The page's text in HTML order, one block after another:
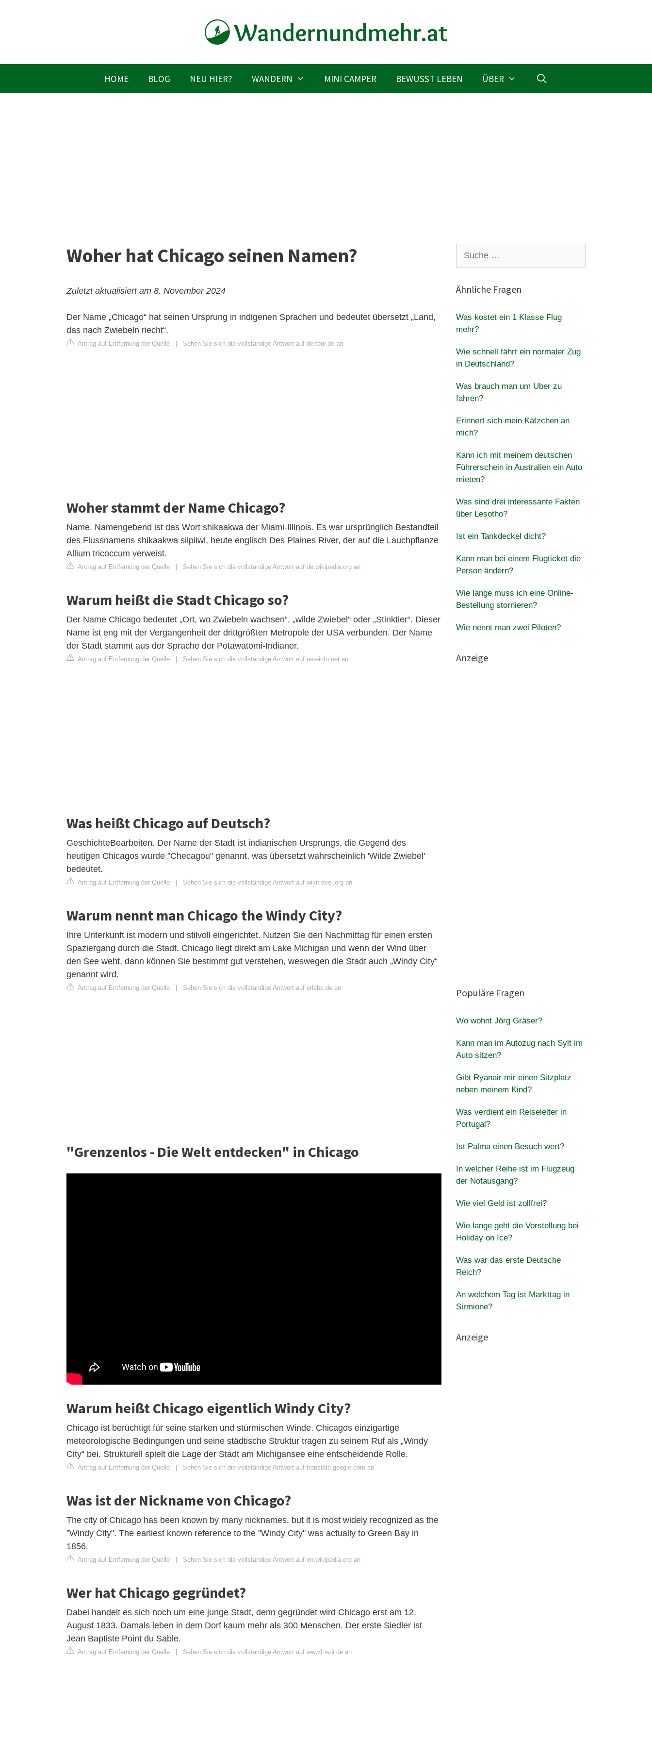
HOME BLOG NEU HIER? WANDERN MINI CAMPER BEWUSST LEBEN ÜBER
Woher hat Chicago seinen Namen?
Zuletzt aktualisiert am 8. November 2024
Der Name „Chicago“ hat seinen Ursprung in indigenen Sprachen und bedeutet übersetzt „Land,
das nach Zwiebeln riecht“.
Antrag auf Entfernung der Quelle Sehen Sie sich die vollständige Antwort auf dertour.de an
Woher stammt der Name Chicago?
Name. Namengebend ist das Wort shikaakwa der Miami-Illinois. Es war ursprünglich Bestandteil
des Flussnamens shikaakwa siipiiwi, heute englisch Des Plaines River, der auf die Lauchpflanze
Allium tricoccum verweist.
Antrag auf Entfernung der Quelle Sehen Sie sich die vollständige Antwort auf de.wikipedia.org an
Warum heißt die Stadt Chicago so?
Der Name Chicago bedeutet „Ort, wo Zwiebeln wachsen“, „wilde Zwiebel“ oder „Stinktier“. Dieser
Name ist eng mit der Vergangenheit der drittgrößten Metropole der USA verbunden. Der Name
der Stadt stammt aus der Sprache der Potawatomi-Indianer.
Antrag auf Entfernung der Quelle Sehen Sie sich die vollständige Antwort auf usa-info.net an
Was heißt Chicago auf Deutsch?
GeschichteBearbeiten. Der Name der Stadt ist indianischen Ursprungs, die Gegend des
heutigen Chicagos wurde "Checagou" genannt, was übersetzt wahrscheinlich 'Wilde Zwiebel'
bedeutet.
Antrag auf Entfernung der Quelle Sehen Sie sich die vollständige Antwort auf wikitravel.org an
Warum nennt man Chicago the Windy City?
Ihre Unterkunft ist modern und stilvoll eingerichtet. Nutzen Sie den Nachmittag für einen ersten
Spaziergang durch die Stadt. Chicago liegt direkt am Lake Michigan und wenn der Wind über
den See weht, dann können Sie bestimmt gut verstehen, weswegen die Stadt auch „Windy City“
genannt wird.
Antrag auf Entfernung der Quelle Sehen Sie sich die vollständige Antwort auf erlebe.de an
"Grenzenlos - Die Welt entdecken" in Chicago
Warum heißt Chicago eigentlich Windy City?
Chicago ist berüchtigt für seine starken und stürmischen Winde. Chicagos einzigartige
meteorologische Bedingungen und seine städtische Struktur tragen zu seinem Ruf als „Windy
City“ bei. Strukturell spielt die Lage der Stadt am Michigansee eine entscheidende Rolle.
Antrag auf Entfernung der Quelle | Sehen Sie sich die vollständige Antwort auf translate.google.com an
Was ist der Nickname von Chicago?
The city of Chicago has been known by many nicknames, but it is most widely recognized as the
"Windy City". The earliest known reference to the "Windy City" was actually to Green Bay in
1856.
Antrag auf Entfernung der Quelle | Sehen Sie sich die vollständige Antwort auf en.wikipedia.org an
Wer hat Chicago gegründet?
Dabei handelt es sich noch um eine junge Stadt, denn gegründet wird Chicago erst am 12.
August 1833. Damals leben in dem Dorf kaum mehr als 300 Menschen. Der erste Siedler ist
Jean Baptiste Point du Sable.
Antrag auf Entfernung der Quelle | Sehen Sie sich die vollständige Antwort auf www1.wdr.de an
nach:
Ähnliche Fragen
Was kostet ein 1 Klasse Flug
mehr?
Wie schnell fährt ein normaler Zug
in Deutschland?
Was brauch man um Uber zu
fahren?
Erinnert sich mein Kätzchen an
mich?
Kann ich mit meinem deutschen
Führerschein in Australien ein Auto
mieten?
Was sind drei interessante Fakten
über Lesotho?
Ist ein Tankdeckel dicht?
Kann man bei einem Flugticket die
Person ändern?
Wie lange muss ich eine Online-
Bestellung stornieren?
Wie nennt man zwei Piloten?
Anzeige
Populäre Fragen
Wo wohnt Jörg Gräser?
Kann man im Autozug nach Sylt im
Auto sitzen?
Gibt Ryanair mir einen Sitzplatz
neben meinem Kind?
Was verdient ein Reiseleiter in
Portugal?
Ist Palma einen Besuch wert?
In welcher Reihe ist im Flugzeug
der Notausgang?
Wie viel Geld ist zollfrei?
Wie lange geht die Vorstellung bei
Holiday on Ice?
Was war das erste Deutsche
Reich?
An welchem ​​Tag ist Markttag in
Sirmione?
Anzeige